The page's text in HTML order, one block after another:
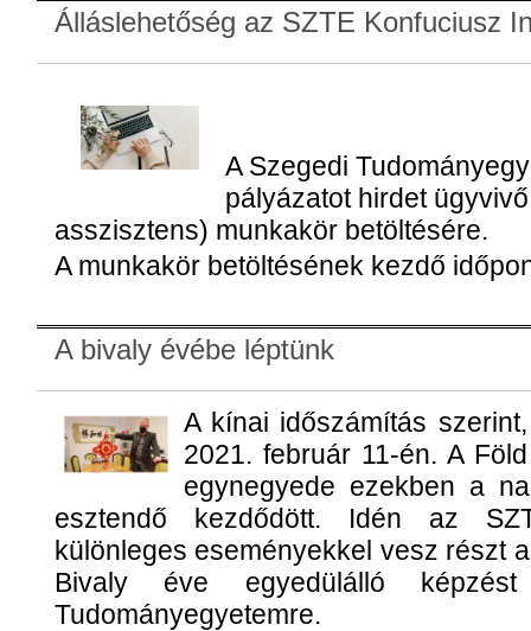
Álláslehetőség az SZTE Konfuciusz
A Szegedi
pályázatot hirdet
asszisztens) munkakör betöltésére.
A munkakör betöltésének kezdő
A bivaly évébe léptünk
A kínai időszámítás
2021. február 11-én. A
egynegyede ezekben a
esztendő kezdődött. Idén az
különleges eseményekkel vesz részt
Bivaly éve egyedülálló
Tudományegyetemre.